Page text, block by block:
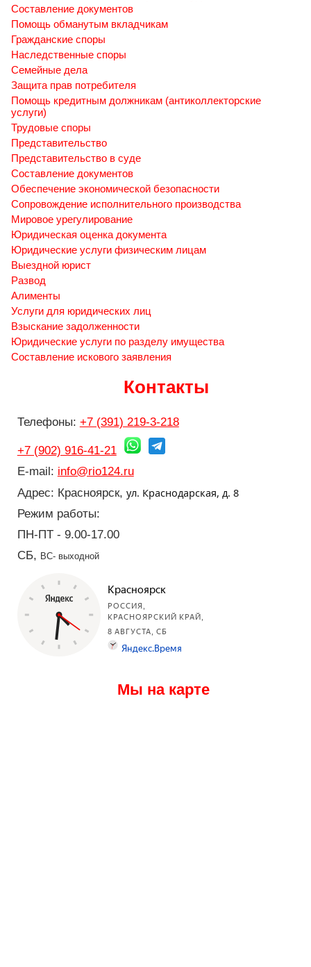
Составление документов
Помощь обманутым вкладчикам
Гражданские споры
Наследственные споры
Семейные дела
Защита прав потребителя
Помощь кредитным должникам (антиколлекторские
услуги)
Трудовые споры
Представительство
Представительство в суде
Составление документов
Обеспечение экономической безопасности
Сопровождение исполнительного производства
Мировое урегулирование
Юридическая оценка документа
Юридические услуги физическим лицам
Выездной юрист
Развод
Алименты
Услуги для юридических лиц
Взыскание задолженности
Юридические услуги по разделу имущества
Составление искового заявления
Контакты
Телефоны: +7 (391) 219-3-218
+7 (902) 916-41-21
E-mail: info@rio124.ru
Адрес: Красноярск, ул. Краснодарская, д. 8
Режим работы:
ПН-ПТ - 9.00-17.00
СБ, ВС- выходной
Мы на карте